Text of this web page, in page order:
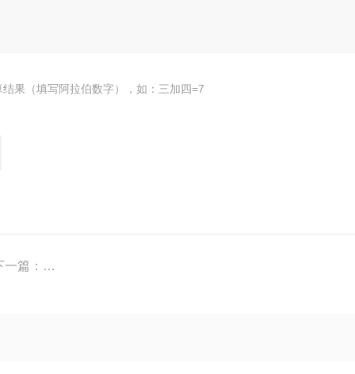
果（填写阿拉伯数字），如：三加四=7
下一篇：
异常高温诊断预警单筒防爆热像仪危险爆炸电池厂房仓